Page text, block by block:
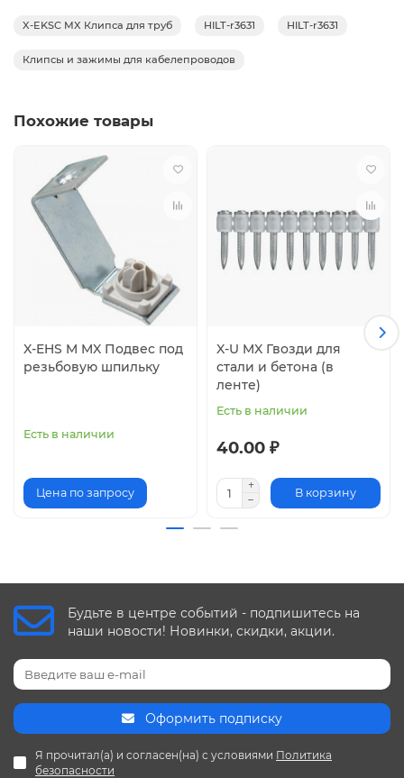
X-EKSC MX Клипса для труб HILT-r3631 HILT-r3631
Клипсы и зажимы для кабелепроводов
Похожие товары
X-EHS M MX Подвес под
резьбовую шпильку
Есть в наличии
Цена по запросу
X-U MX Гвозди для
стали и бетона (в
ленте)
Есть в наличии
40.00 ₽
В корзину
Будьте в центре событий - подпишитесь на
наши новости! Новинки, скидки, акции.
Оформить подписку
Я прочитал(а) и согласен(на) с условиями Политика
безопасности